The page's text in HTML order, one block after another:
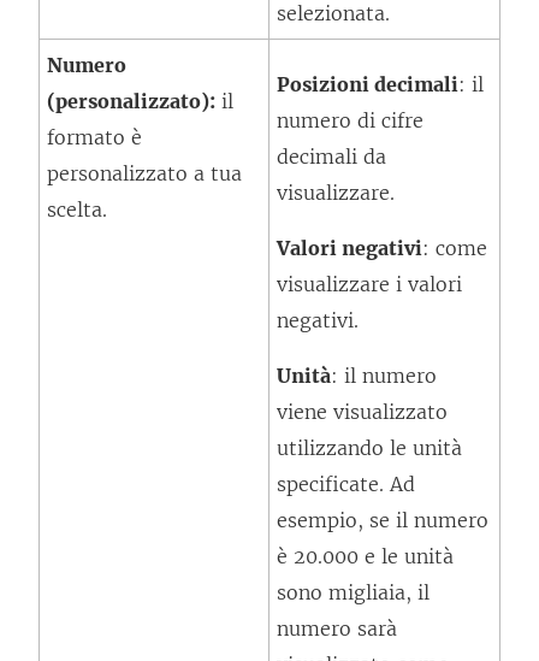
selezionata.
Numero
(personalizzato): il
formato è
personalizzato a tua
scelta.
Posizioni decimali: il
numero di cifre
decimali da
visualizzare.
Valori negativi: come
visualizzare i valori
negativi.
Unità: il numero
viene visualizzato
utilizzando le unità
specificate. Ad
esempio, se il numero
è 20.000 e le unità
sono migliaia, il
numero sarà